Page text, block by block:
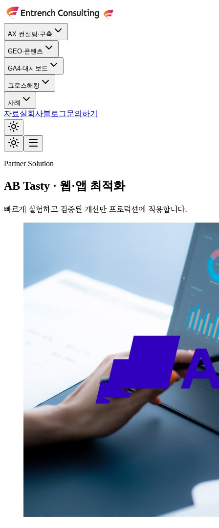
AX 컨설팅·구축
GEO·콘텐츠
GA4·대시보드
그로스해킹
사례
자료실회사블로그문의하기
Partner Solution
AB Tasty · 웹·앱 최적화
빠르게 실험하고 검증된 개선만 프로덕션에 적용합니다.